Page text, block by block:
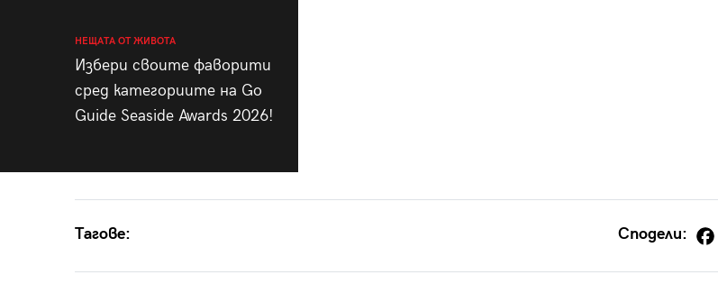
НЕЩАТА ОТ ЖИВОТА
Избери своите фаворити
сред категориите на Go
Guide Seaside Awards 2026!
Тагове: Сподели: